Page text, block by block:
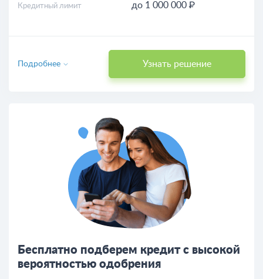
Кредитный лимит до 1 000 000 ₽
Узнать решение
Подробнее
Бесплатно подберем кредит с высокой
вероятностью одобрения